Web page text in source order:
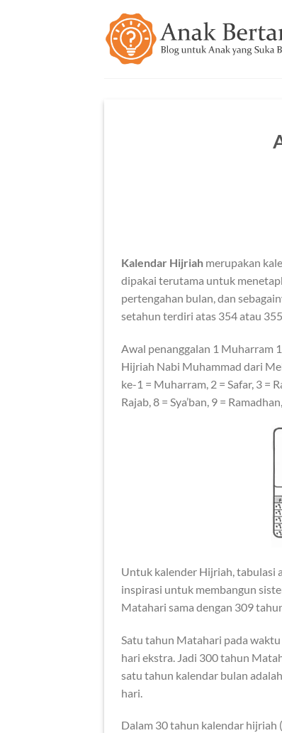
Kalendar Hijriah merupakan
dipakai terutama untuk
pertengahan bulan, dan
setahun terdiri atas 354 atau
Awal penanggalan 1 Muharram
Hijriah Nabi Muhammad dari
ke-1 = Muharram, 2 = Safar, 3 =
Rajab, 8 = Sya’ban, 9 =
Untuk kalender Hijriah, tabulasi
inspirasi untuk membangun
Matahari sama dengan 309
Satu tahun Matahari pada
hari ekstra. Jadi 300 tahun
satu tahun kalendar bulan
hari.
Dalam 30 tahun kalendar